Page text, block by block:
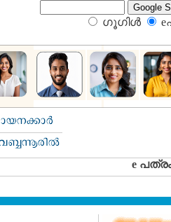
ഗൂഗിള്‍